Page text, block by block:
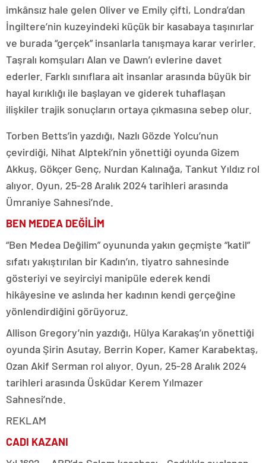
imkânsız hale gelen Oliver ve Emily çifti, Londra’dan
İngiltere’nin kuzeyindeki küçük bir kasabaya taşınırlar
ve burada “gerçek” insanlarla tanışmaya karar verirler.
Taşralı komşuları Alan ve Dawn’ı evlerine davet
ederler. Farklı sınıflara ait insanlar arasında büyük bir
hayal kırıklığı ile başlayan ve giderek tuhaflaşan
ilişkiler trajik sonuçların ortaya çıkmasına sebep olur.
Torben Betts’in yazdığı, Nazlı Gözde Yolcu’nun
çevirdiği, Nihat Alpteki’nin yönettiği oyunda Gizem
Akkuş, Gökçer Genç, Nurdan Kalınağa, Tankut Yıldız rol
alıyor. Oyun, 25-28 Aralık 2024 tarihleri arasında
Ümraniye Sahnesi’nde.
BEN MEDEA DEĞİLİM
“Ben Medea Değilim” oyununda yakın geçmişte “katil”
sıfatı yakıştırılan bir Kadın’ın, tiyatro sahnesinde
gösteriyi ve seyirciyi manipüle ederek kendi
hikâyesine ve aslında her kadının kendi gerçeğine
yönlendirdiğini görüyoruz.
Allison Gregory’nin yazdığı, Hülya Karakaş’ın yönettiği
oyunda Şirin Asutay, Berrin Koper, Kamer Karabektaş,
Ozan Akif Serman rol alıyor. Oyun, 25-28 Aralık 2024
tarihleri arasında Üsküdar Kerem Yılmazer
Sahnesi’nde.
REKLAM
CADI KAZANI